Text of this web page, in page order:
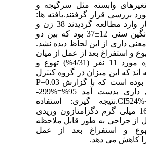
وابسته مثل سرگیجه و
بررسی قرار گرفتند.یافته ها:
تمامی 70 بیمار وارد مطالعه گردیدند 38 زن و
32 مرد و میانگین سنی 12±37 بود که بین دو
داری از این لحاظ دیده نشد.
و استفراغ بعد از عمل از میان
35 بیمار گروه مورد 11 نفر (4/31%) تهوع و
اند که این میزان در گروه کنترل
21 نفر (60%) بوده است که با گزارش P=0.03
اختلاف معنی داری بدست آمد 95%=%299-
%916، CI524%=OR.نتیجه گیری: استفاده
پروفیلاکسی 16 میلی گرم دگزامتازون وریدی
از جراحی به طور قابل ملاحظه
و استفراغ بعد از عمل
را کاهش می دهد.